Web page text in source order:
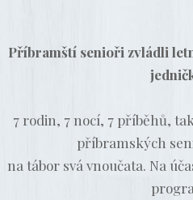
Příbramští senioři zvládli
7 rodin, 7 nocí, 7 příběhů,
příbramských
na tábor svá vnoučata. Na